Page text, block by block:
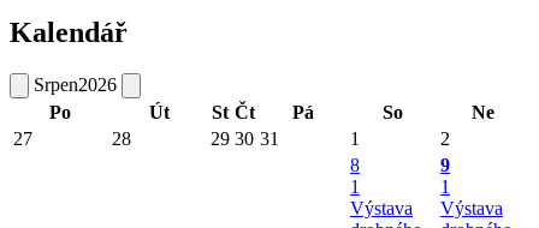
Kalendář
Srpen2026
Po
Út St Čt Pá So
Ne
27
28 29 30 31 1 2
8
1
Výstava
9
1
Výstava